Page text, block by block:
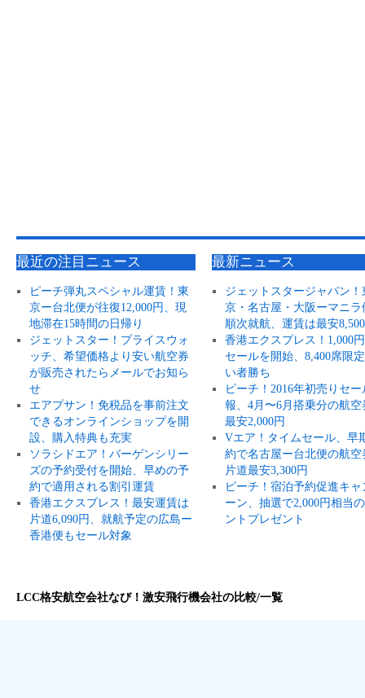
最近の注目ニュース
ピーチ弾丸スペシャル運賃！東
京ー台北便が往復12,000円、現
地滞在15時間の日帰り
ジェットスター！プライスウォ
ッチ、希望価格より安い航空券
が販売されたらメールでお知ら
せ
エアプサン！免税品を事前注文
できるオンラインショップを開
設、購入特典も充実
ソラシドエア！バーゲンシリー
ズの予約受付を開始、早めの予
約で適用される割引運賃
香港エクスプレス！最安運賃は
片道6,090円、就航予定の広島ー
香港便もセール対象
最新ニュース
ジェットスタージャパン！
京・名古屋・大阪ーマニラ
順次就航、運賃は最安
香港エクスプレス！1,000
セールを開始、8,400席限
い者勝ち
ピーチ！2016年初売りセー
報、4月〜6月搭乗分の航空
最安2,000円
Vエア！タイムセール、早
約で名古屋ー台北便の航空
片道最安3,300円
ピーチ！宿泊予約促進キャ
ーン、抽選で2,000円相当
ントプレゼント
LCC格安航空会社なび！激安飛行機会社の比較/一覧